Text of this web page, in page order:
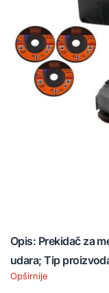
Opis: Prekidač za
udara; Tip
Opširnije